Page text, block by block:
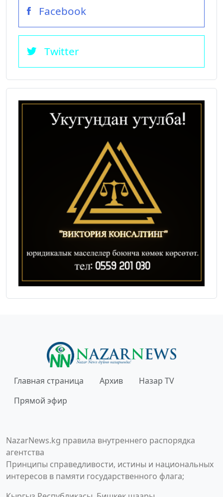
Facebook
Twitter
Главная страница Архив
Назар TV
Прямой эфир
NazarNews.kg правила внутреннего распорядка
агентства
Принципы справедливости, истины и национальных
интересов в памяти государственного флага;